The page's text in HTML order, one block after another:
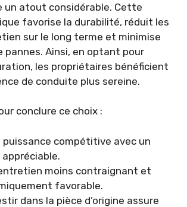
un atout considérable. Cette
favorise la durabilité, réduit les
sur le long terme et minimise
pannes. Ainsi, en optant pour
les propriétaires bénéficient
de conduite plus sereine.
conclure ce choix :
puissance compétitive avec un
appréciable.
moins contraignant et
favorable.
dans la pièce d’origine assure